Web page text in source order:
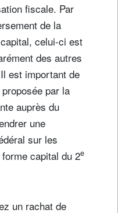
fiscale. Par
de la
celui-ci est
des autres
est important de
par la
auprès du
une
sur les
capital du 2e
un rachat de